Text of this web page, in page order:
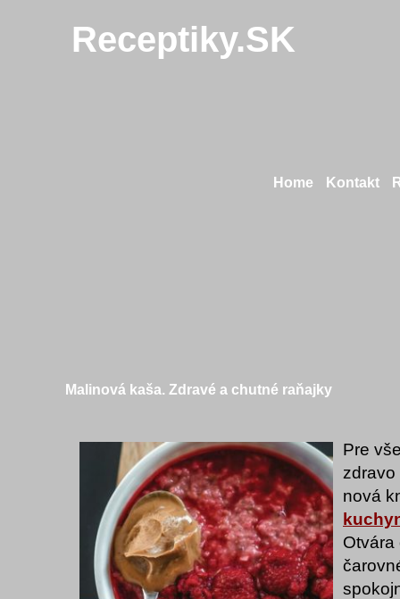
Receptiky.SK
Home Kontakt
Malinová kaša. Zdravé a chutné raňajky
Pre
zdravo
nová
Otvára